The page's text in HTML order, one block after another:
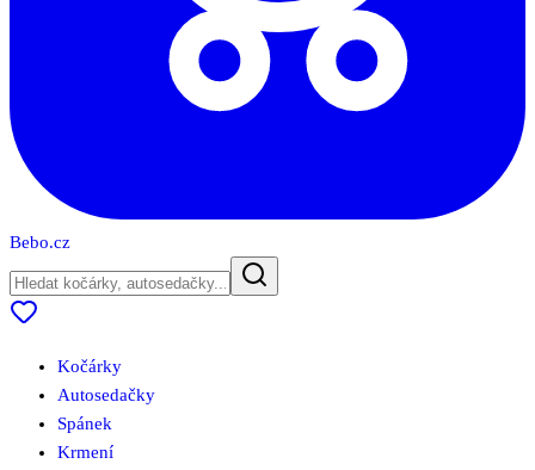
Bebo.cz
Kočárky
Autosedačky
Spánek
Krmení